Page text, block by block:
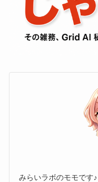
みらいラボのモモです♪